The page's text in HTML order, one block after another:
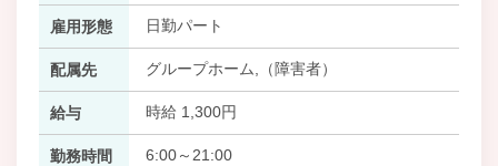
雇用形態 日勤パート
配属先 グループホーム,（障害者）
給与 時給 1,300円
勤務時間
6:00～21:00